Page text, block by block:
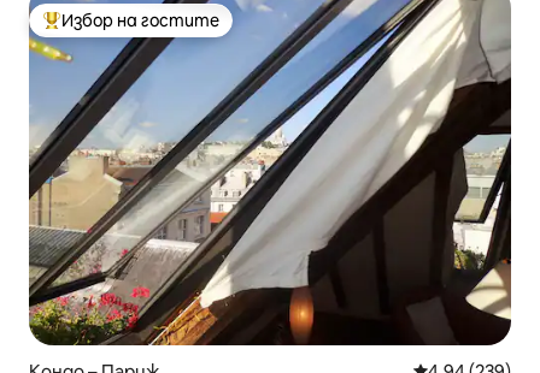
Най-популярен избор на гостите
Избор на гостите